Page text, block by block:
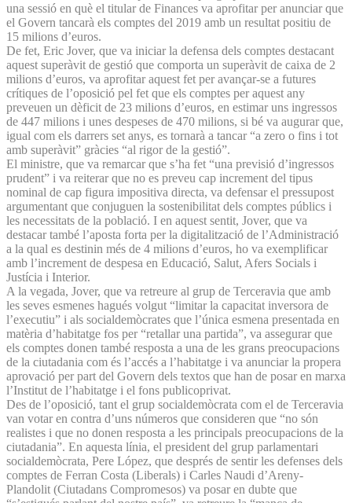
una sessió en què el titular de Finances va aprofitar per anunciar que
el Govern tancarà els comptes del 2019 amb un resultat positiu de
15 milions d’euros.
De fet, Eric Jover, que va iniciar la defensa dels comptes destacant
aquest superàvit de gestió que comporta un superàvit de caixa de 2
milions d’euros, va aprofitar aquest fet per avançar-se a futures
crítiques de l’oposició pel fet que els comptes per aquest any
preveuen un dèficit de 23 milions d’euros, en estimar uns ingressos
de 447 milions i unes despeses de 470 milions, si bé va augurar que,
igual com els darrers set anys, es tornarà a tancar “a zero o fins i tot
amb superàvit” gràcies “al rigor de la gestió”.
El ministre, que va remarcar que s’ha fet “una previsió d’ingressos
prudent” i va reiterar que no es preveu cap increment del tipus
nominal de cap figura impositiva directa, va defensar el pressupost
argumentant que conjuguen la sostenibilitat dels comptes públics i
les necessitats de la població. I en aquest sentit, Jover, que va
destacar també l’aposta forta per la digitalització de l’Administració
a la qual es destinin més de 4 milions d’euros, ho va exemplificar
amb l’increment de despesa en Educació, Salut, Afers Socials i
Justícia i Interior.
A la vegada, Jover, que va retreure al grup de Terceravia que amb
les seves esmenes hagués volgut “limitar la capacitat inversora de
l’executiu” i als socialdemòcrates que l’única esmena presentada en
matèria d’habitatge fos per “retallar una partida”, va assegurar que
els comptes donen també resposta a una de les grans preocupacions
de la ciutadania com és l’accés a l’habitatge i va anunciar la propera
aprovació per part del Govern dels textos que han de posar en marxa
l’Institut de l’habitatge i el fons publicoprivat.
Des de l’oposició, tant el grup socialdemòcrata com el de Terceravia
van votar en contra d’uns números que consideren que “no són
realistes i que no donen resposta a les principals preocupacions de la
ciutadania”. En aquesta línia, el president del grup parlamentari
socialdemòcrata, Pere López, que després de sentir les defenses dels
comptes de Ferran Costa (Liberals) i Carles Naudi d’Areny-
Plandolit (Ciutadans Compromesos) va posar en dubte que